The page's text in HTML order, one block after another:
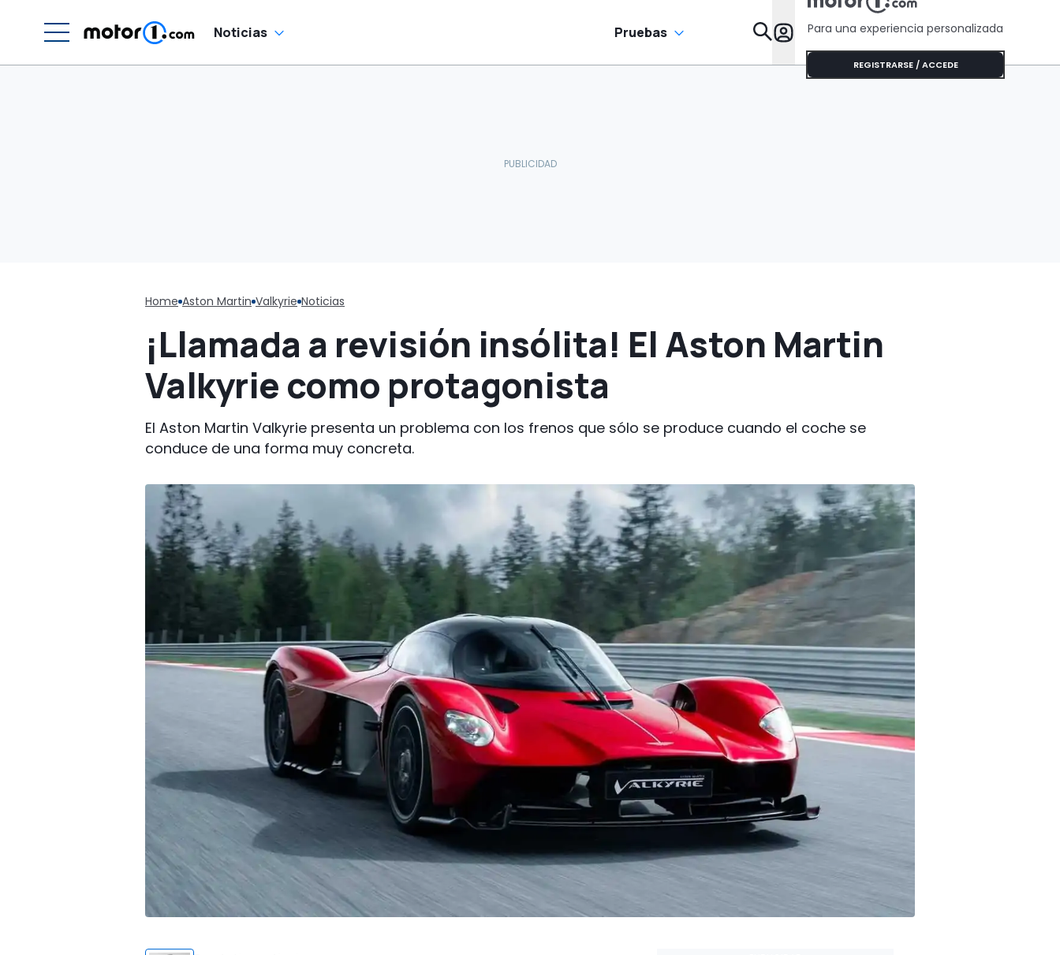
Noticias Pruebas Para una experiencia personalizada
REGISTRARSE / ACCEDE
Home Aston Martin Valkyrie Noticias
¡Llamada a revisión insólita! El Aston Martin
Valkyrie como protagonista
El Aston Martin Valkyrie presenta un problema con los frenos que sólo se produce cuando el coche se
conduce de una forma muy concreta.
que algunos Tesla